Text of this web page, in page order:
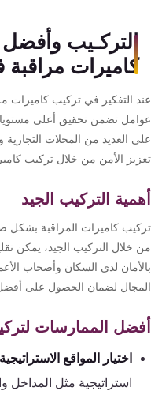
التركـيب
كاميرات مراقبة
التفكير في تركيب كاميرات
تضمن تحقيق أعلى مستويات
العديد من المحلات التجارية
الأمن من خلال تركيب
التركيب الجيد
كاميرات المراقبة بشكل
خلال التركيب الجيد، يمكن
لدى السكان وأصحاب
لضمان الحصول على أفضل
الممارسات
اختيار المواقع الاستراتيجية:
استراتيجية مثل المداخل